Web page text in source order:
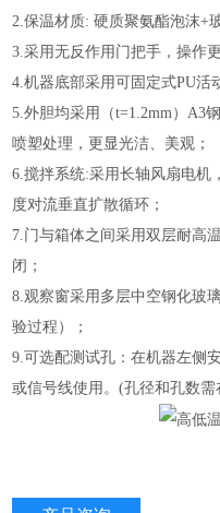
2.保温材质: 硬质聚氨酯泡沫+
3.采用无反作用门把手，操作
4.机器底部采用可固定式PU活
5.外胆均采用（t=1.2mm）A3
喷塑处理，更显光洁、美观；
6.搅拌系统:采用长轴风扇电机
度对流垂直扩散循环；
7.门与箱体之间采用双层耐高
闭；
8.观察窗采用多层中空钢化玻
验过程）；
9.可选配测试孔：在机器左侧
或信号线使用。(孔径和孔数